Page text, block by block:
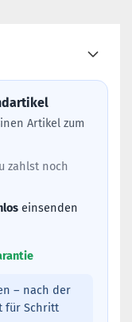
Artikel zum
zahlst noch
einsenden
– nach der
für Schritt